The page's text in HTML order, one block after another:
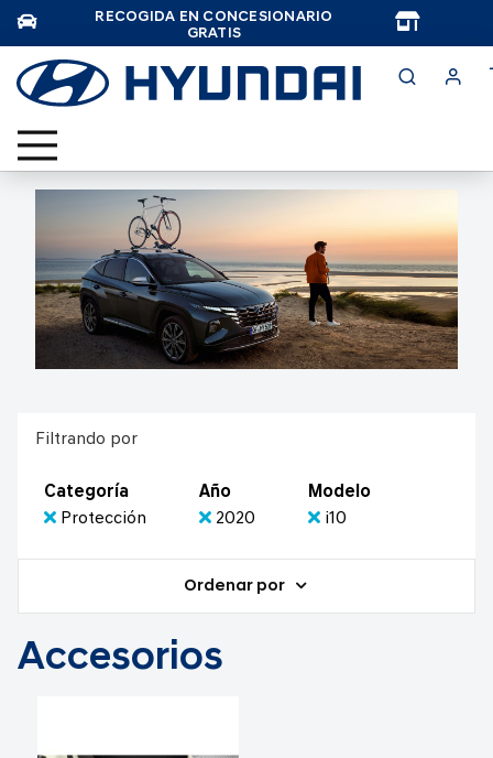
RECOGIDA EN CONCESIONARIO
GRATIS
Filtrando por
Categoría
Protección
Año
2020
Modelo
i10
Ordenar por
Accesorios